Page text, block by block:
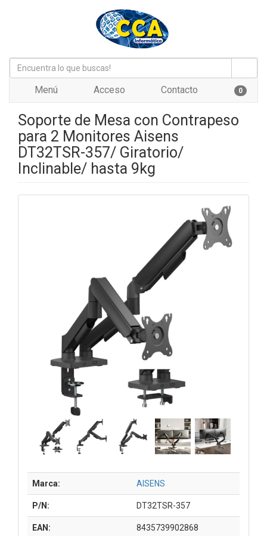
Menú Acceso Contacto 0
Soporte de Mesa con Contrapeso
para 2 Monitores Aisens
DT32TSR-357/ Giratorio/
Inclinable/ hasta 9kg
Marca: AISENS
P/N: DT32TSR-357
EAN: 8435739902868